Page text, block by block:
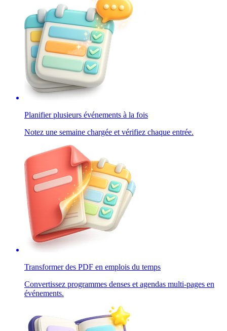
Planifier plusieurs événements à la fois
Notez une semaine chargée et vérifiez chaque entrée.
Transformer des PDF en emplois du temps
Convertissez programmes denses et agendas multi-pages en
événements.